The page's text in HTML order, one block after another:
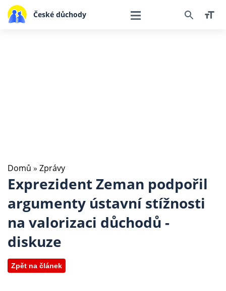
České důchody
Domů » Zprávy
Exprezident Zeman podpořil
argumenty ústavní stížnosti
na valorizaci důchodů -
diskuze
Zpět na článek